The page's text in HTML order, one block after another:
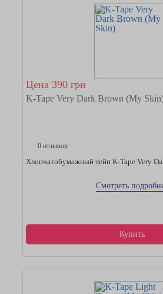
Цена 390 грн
K-Tape Very Dark Brown (My
0 отзывов
Хлопчатобумажный тейп K-Tape Very
Смотреть
Купить